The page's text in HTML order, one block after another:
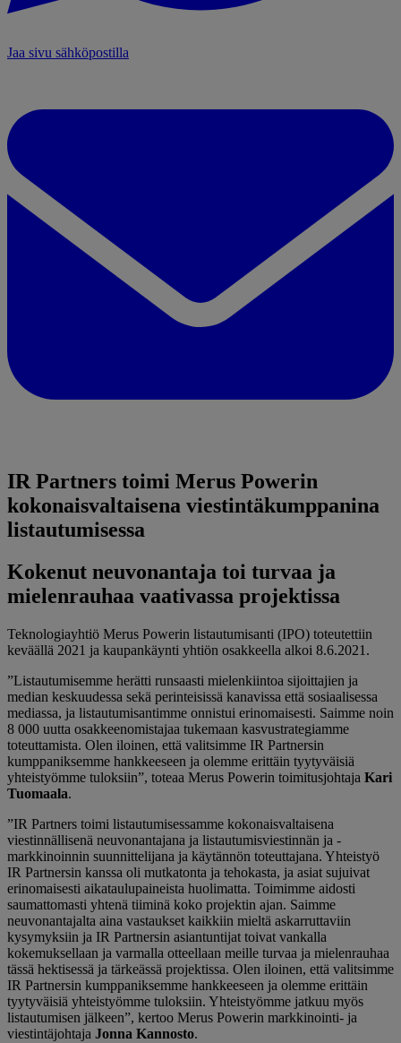
Jaa sivu sähköpostilla
IR Partners toimi Merus Powerin
kokonaisvaltaisena viestintäkumppanina
listautumisessa
Kokenut neuvonantaja toi turvaa ja
mielenrauhaa vaativassa projektissa
Teknologiayhtiö Merus Powerin listautumisanti (IPO) toteutettiin
keväällä 2021 ja kaupankäynti yhtiön osakkeella alkoi 8.6.2021.
”Listautumisemme herätti runsaasti mielenkiintoa sijoittajien ja
median keskuudessa sekä perinteisissä kanavissa että sosiaalisessa
mediassa, ja listautumisantimme onnistui erinomaisesti. Saimme noin
8 000 uutta osakkeenomistajaa tukemaan kasvustrategiamme
toteuttamista. Olen iloinen, että valitsimme IR Partnersin
kumppaniksemme hankkeeseen ja olemme erittäin tyytyväisiä
yhteistyömme tuloksiin”, toteaa Merus Powerin toimitusjohtaja Kari
Tuomaala.
”IR Partners toimi listautumisessamme kokonaisvaltaisena
viestinnällisenä neuvonantajana ja listautumisviestinnän ja -
markkinoinnin suunnittelijana ja käytännön toteuttajana. Yhteistyö
IR Partnersin kanssa oli mutkatonta ja tehokasta, ja asiat sujuivat
erinomaisesti aikataulupaineista huolimatta. Toimimme aidosti
saumattomasti yhtenä tiiminä koko projektin ajan. Saimme
neuvonantajalta aina vastaukset kaikkiin mieltä askarruttaviin
kysymyksiin ja IR Partnersin asiantuntijat toivat vankalla
kokemuksellaan ja varmalla otteellaan meille turvaa ja mielenrauhaa
tässä hektisessä ja tärkeässä projektissa. Olen iloinen, että valitsimme
IR Partnersin kumppaniksemme hankkeeseen ja olemme erittäin
tyytyväisiä yhteistyömme tuloksiin. Yhteistyömme jatkuu myös
listautumisen jälkeen”, kertoo Merus Powerin markkinointi- ja
viestintäjohtaja Jonna Kannosto.